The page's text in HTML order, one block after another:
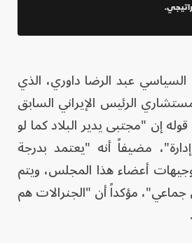
عبد الرضا داوري، الذي
الرئيس الإيراني السابق
إن "مجتبى يدير البلاد كما لو
مضيفاً أنه "يعتمد بدرجة
أعضاء هذا المجلس، ويتم
جماعي"، مؤكداً أن "الجنرالات هم